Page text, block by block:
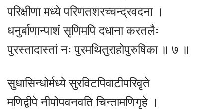
परिक्षीणा मध्ये परिणतशरच्चन्द्रवदना ।
धनुर्बाणान्पाशं सृणिमपि दधाना करतलैः
पुरस्तादास्तां नः पुरमथितुराहोपुरुषिका ॥ ७ ॥
सुधासिन्धोर्मध्ये सुरविटपिवाटीपरिवृते
मणिद्वीपे नीपोपवनवति चिन्तामणिगृहे ।